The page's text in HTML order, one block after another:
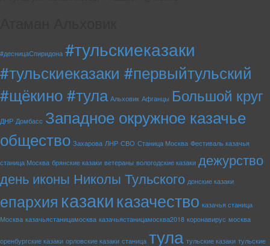
#десницаСпиридона #тульскиеказаки
#тульскиеказаки #первыйтульский
#щёкино #тула Альховик Афганцы Большой круг
ДНР Домбасс Западное окружное казачье
общество Захарова ЛНР СВО Станица Москва Фестиваль казачья
станица Москва брянские казаки ветераны вологодские казаки дежурство
день иконы Николы Тульского донские казаки
епархия казакиказачество казачья станица
Москва казачьястаницамосква казачьястаницамосква2018 коронавирус москва
оренбургские казаки орловские казаки станица тула тульские казаки тульские